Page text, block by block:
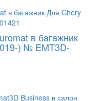
в багажник
) № EMT3D-